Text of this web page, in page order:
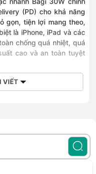
Hà Nội
Bà Trưng, Hà Nội
Tân Định, Hồ Chí Minh
Hồ Chí Minh
Nhơn Phú, Hồ Chí Minh
(PD) cho khả năng
gọn, tiện lợi mang theo,
là iPhone, iPad và các
chống quá nhiệt, quá
cao và an toàn tuyệt
VIẾT